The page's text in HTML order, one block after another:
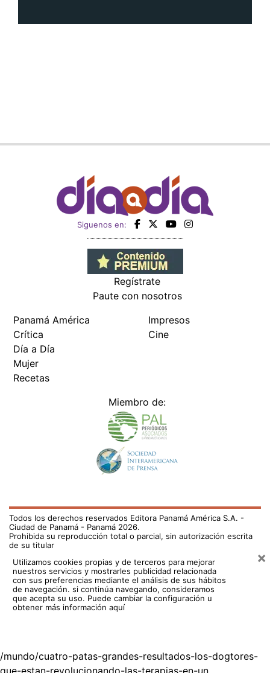
Siguenos en:
Regístrate
Paute con nosotros
Panamá América
Crítica
Día a Día
Mujer
Recetas
Impresos
Cine
Miembro de:
Todos los derechos reservados Editora Panamá América S.A. -
Ciudad de Panamá - Panamá 2026.
Prohibida su reproducción total o parcial, sin autorización escrita
de su titular
Utilizamos cookies propias y de terceros para mejorar
nuestros servicios y mostrarles publicidad relacionada
con sus preferencias mediante el análisis de sus hábitos
de navegación. si continúa navegando, consideramos
que acepta su uso. Puede cambiar la configuración u
obtener más información aquí
×
/mundo/cuatro-patas-grandes-resultados-los-dogtores-